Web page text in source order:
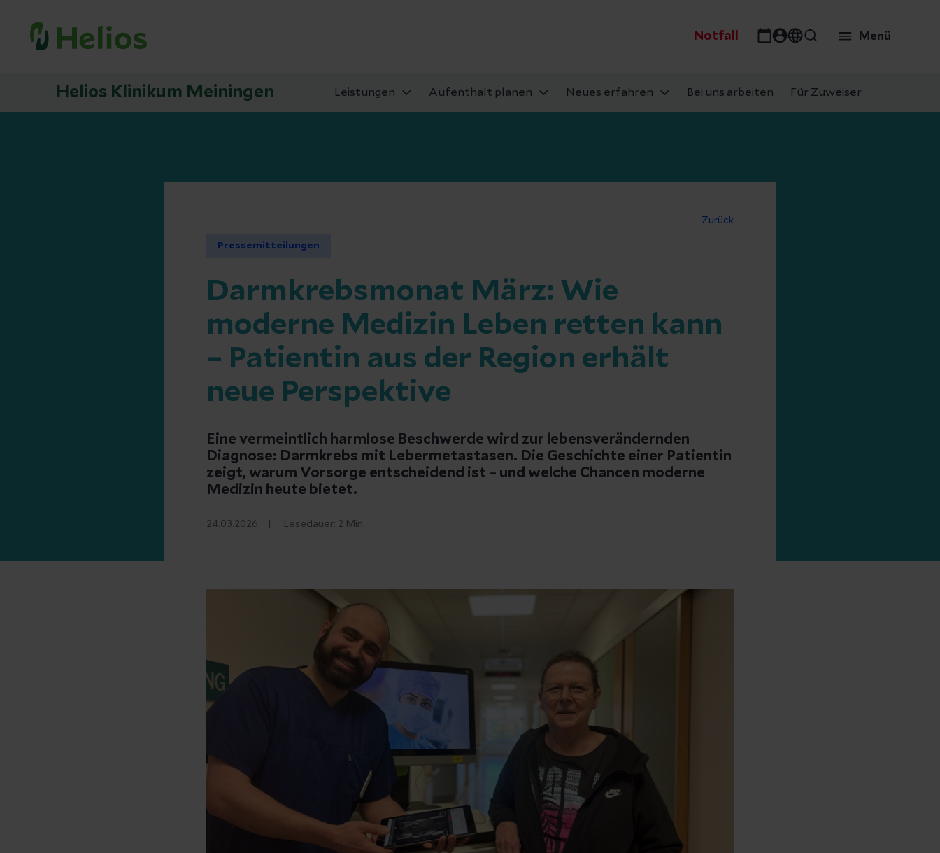
Notfall Menü
Helios Klinikum Meiningen Leistungen Aufenthalt planen Neues erfahren Bei uns arbeiten Für Zuweiser
Zurück
Pressemitteilungen
Darmkrebsmonat März: Wie
moderne Medizin Leben retten kann
– Patientin aus der Region erhält
neue Perspektive
Eine vermeintlich harmlose Beschwerde wird zur lebensverändernden
Diagnose: Darmkrebs mit Lebermetastasen. Die Geschichte einer Patientin
zeigt, warum Vorsorge entscheidend ist – und welche Chancen moderne
Medizin heute bietet.
24.03.2026 Lesedauer: 2 Min.